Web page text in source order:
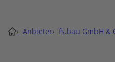
› Anbieter› fs.bau GmbH &